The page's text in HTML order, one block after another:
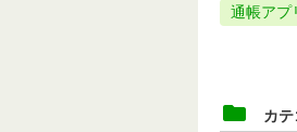
通帳アプ
カ